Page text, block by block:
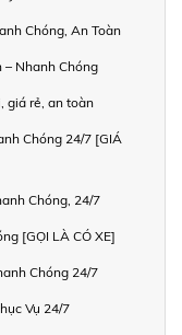
Chóng, An Toàn
– Nhanh Chóng
giá rẻ, an toàn
Chóng 24/7 [GIÁ
Chóng, 24/7
[GỌI LÀ CÓ XE]
Chóng 24/7
Vụ 24/7